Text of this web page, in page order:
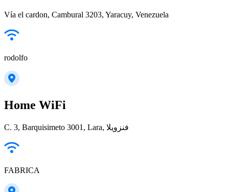
Vía el cardon, Cambural 3203, Yaracuy, Venezuela
rodolfo
Home WiFi
C. 3, Barquisimeto 3001, Lara, فنزويلا
FABRICA